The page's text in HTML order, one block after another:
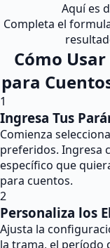
Aquí es
Completa el
Cómo
para
1
Ingresa Tus
Comienza
preferidos. Ingresa
específico que
para cuentos.
2
Personaliza los
Ajusta la
la trama, el período